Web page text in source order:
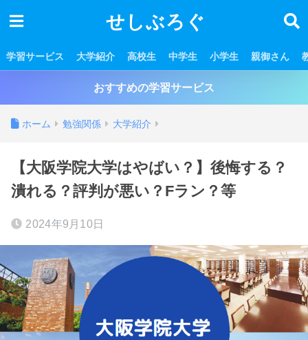
せしぶろぐ
学習サービス 大学紹介 高校生 中学生 小学生 親御さん
おすすめの学習サービス
ホーム 勉強関係 大学紹介
【大阪学院大学はやばい？】後悔する？
潰れる？評判が悪い？Fラン？等
2024年9月10日